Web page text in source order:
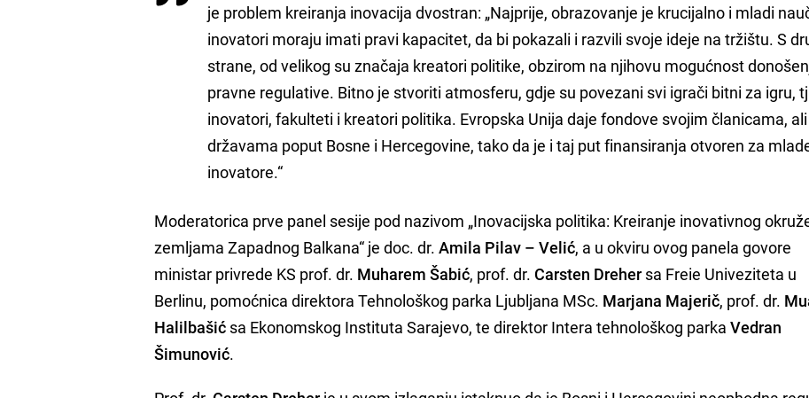
je problem kreiranja inovacija dvostran: „Najprije, obrazovanje je krucijalno i mladi
inovatori moraju imati pravi kapacitet, da bi pokazali i razvili svoje ideje na tržištu. S
strane, od velikog su značaja kreatori politike, obzirom na njihovu mogućnost
pravne regulative. Bitno je stvoriti atmosferu, gdje su povezani svi igrači bitni za igru,
inovatori, fakulteti i kreatori politika. Evropska Unija daje fondove svojim članicama,
državama poput Bosne i Hercegovine, tako da je i taj put finansiranja otvoren za
inovatore.“
Moderatorica prve panel sesije pod nazivom „Inovacijska politika: Kreiranje inovativnog
zemljama Zapadnog Balkana“ je doc. dr.Amila Pilav – Velić, a u okviru ovog panela govore
ministar privrede KS prof. dr. Muharem Šabić, prof. dr.Carsten Dreher sa Freie Univeziteta u
Berlinu, pomoćnica direktora Tehnološkog parka Ljubljana MSc. Marjana Majerič, prof. dr.
Halilbašić sa Ekonomskog Instituta Sarajevo, te direktor Intera tehnološkog parkaVedran
Šimunović.